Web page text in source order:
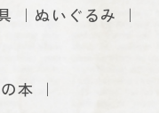
ぬいぐるみ
本